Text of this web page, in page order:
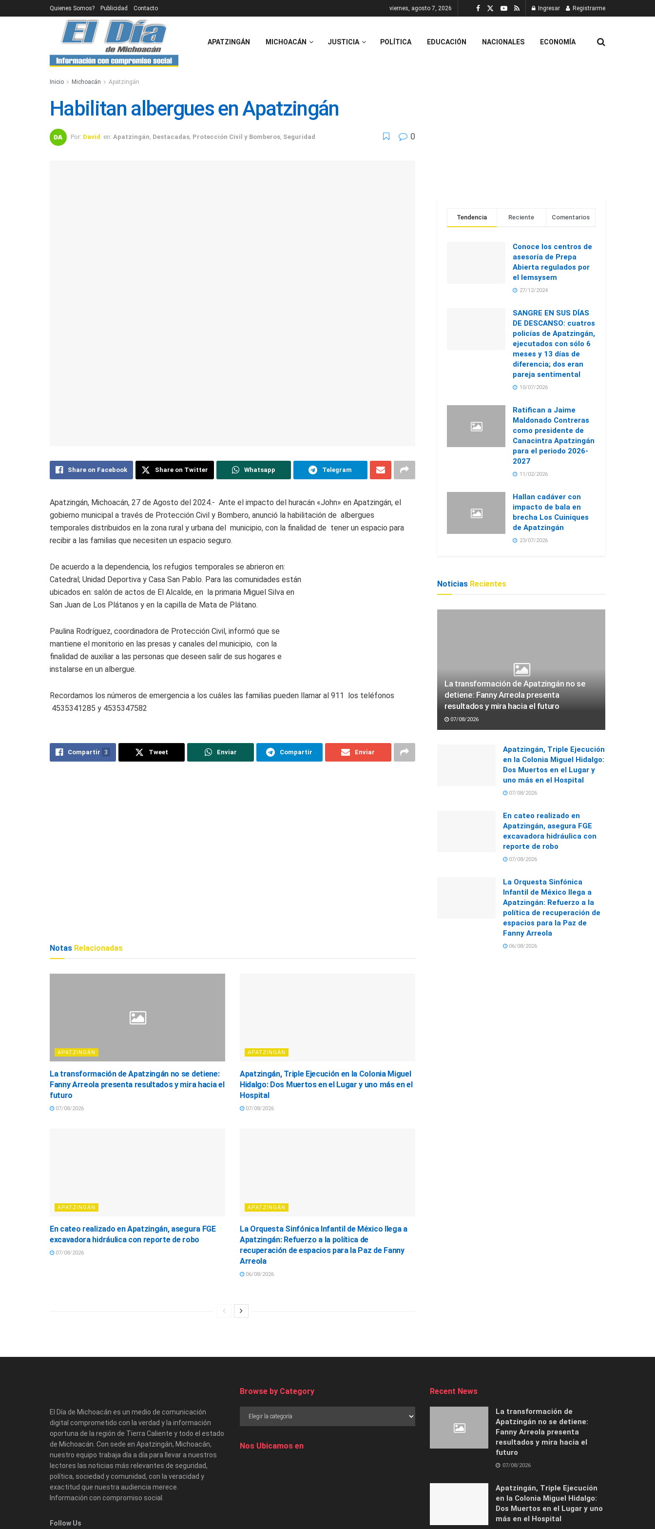
Quienes Somos? Publicidad Contacto viernes, agosto 7, 2026 Ingresar Registrarme
APATZINGÁN MICHOACÁN JUSTICIA POLÍTICA EDUCACIÓN NACIONALES ECONOMÍA
Inicio Michoacán Apatzingán
Habilitan albergues en Apatzingán
Por: David en: Apatzingán Destacadas Protección Civil y Bomberos Seguridad 0
Share on Facebook Share on Twitter Whatsapp Telegram
Apatzingán, Michoacán, 27 de Agosto del 2024.- Ante el impacto del huracán «John» en Apatzingán, el
gobierno municipal a través de Protección Civil y Bombero, anunció la habilitación de albergues
temporales distribuidos en la zona rural y urbana del municipio, con la finalidad de tener un espacio para
recibir a las familias que necesiten un espacio seguro.
De acuerdo a la dependencia, los refugios temporales se abrieron en:
Catedral; Unidad Deportiva y Casa San Pablo. Para las comunidades están
ubicados en: salón de actos de El Alcalde, en la primaria Miguel Silva en
San Juan de Los Plátanos y en la capilla de Mata de Plátano.
Paulina Rodríguez, coordinadora de Protección Civil, informó que se
mantiene el monitorio en las presas y canales del municipio, con la
finalidad de auxiliar a las personas que deseen salir de sus hogares e
instalarse en un albergue.
Recordamos los números de emergencia a los cuáles las familias pueden llamar al 911 los teléfonos
4535341285 y 4535347582
Compartir 3 Tweet Enviar Compartir Enviar
Notas Relacionadas
APATZINGÁN
La transformación de Apatzingán no se detiene:
Fanny Arreola presenta resultados y mira hacia el
futuro
07/08/2026
APATZINGÁN
Apatzingán, Triple Ejecución en la Colonia Miguel
Hidalgo: Dos Muertos en el Lugar y uno más en el
Hospital
07/08/2026
APATZINGÁN
En cateo realizado en Apatzingán, asegura FGE
excavadora hidráulica con reporte de robo
07/08/2026
APATZINGÁN
La Orquesta Sinfónica Infantil de México llega a
Apatzingán: Refuerzo a la política de
recuperación de espacios para la Paz de Fanny
Arreola
06/08/2026
Tendencia Reciente Comentarios
Conoce los centros de
asesoría de Prepa
Abierta regulados por
el Iemsysem
27/12/2024
SANGRE EN SUS DÍAS
DE DESCANSO: cuatros
policías de Apatzingán,
ejecutados con sólo 6
meses y 13 días de
diferencia; dos eran
pareja sentimental
10/07/2026
Ratifican a Jaime
Maldonado Contreras
como presidente de
Canacintra Apatzingán
para el periodo 2026-
2027
11/02/2026
Hallan cadáver con
impacto de bala en
brecha Los Cuiniques
de Apatzingán
23/07/2026
Noticias Recientes
La transformación de Apatzingán no se
detiene: Fanny Arreola presenta
resultados y mira hacia el futuro
07/08/2026
Apatzingán, Triple Ejecución
en la Colonia Miguel Hidalgo:
Dos Muertos en el Lugar y
uno más en el Hospital
07/08/2026
En cateo realizado en
Apatzingán, asegura FGE
excavadora hidráulica con
reporte de robo
07/08/2026
La Orquesta Sinfónica
Infantil de México llega a
Apatzingán: Refuerzo a la
política de recuperación de
espacios para la Paz de
Fanny Arreola
06/08/2026
El Día de Michoacán es un medio de comunicación
digital comprometido con la verdad y la información
oportuna de la región de Tierra Caliente y todo el estado
de Michoacán. Con sede en Apatzingán, Michoacán,
nuestro equipo trabaja día a día para llevar a nuestros
lectores las noticias más relevantes de seguridad,
política, sociedad y comunidad, con la veracidad y
exactitud que nuestra audiencia merece.
Información con compromiso social.
Follow Us
Browse by Category
Nos Ubicamos en
Recent News
La transformación de
Apatzingán no se detiene:
Fanny Arreola presenta
resultados y mira hacia el
futuro
07/08/2026
Apatzingán, Triple Ejecución
en la Colonia Miguel Hidalgo:
Dos Muertos en el Lugar y uno
más en el Hospital